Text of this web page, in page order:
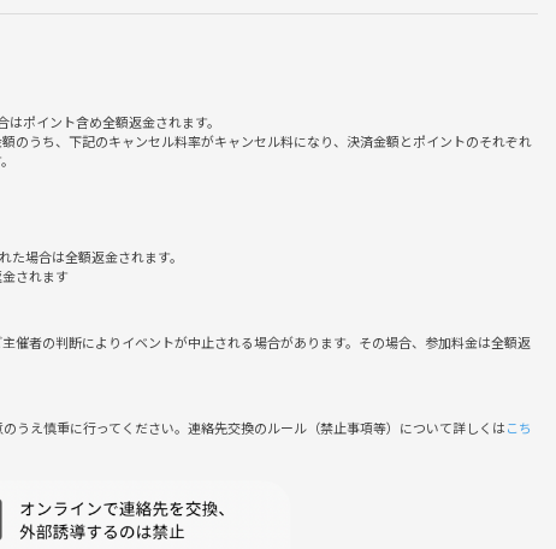
す🌟
パ目的の方はご遠慮ください
さい
があります
ポイント含め全額返金されます。
のうち、下記のキャンセル料率がキャンセル料になり、決済金額とポイントのそれぞれ
た場合は全額返金されます。
されます
催者の判断によりイベントが中止される場合があります。その場合、参加料金は全額返
うえ慎重に行ってください。連絡先交換のルール（禁止事項等）について詳しくはこち